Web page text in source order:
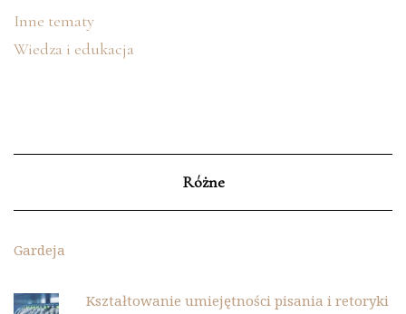
Inne tematy
Wiedza i edukacja
Różne
Gardeja
Kształtowanie umiejętności pisania i retoryki